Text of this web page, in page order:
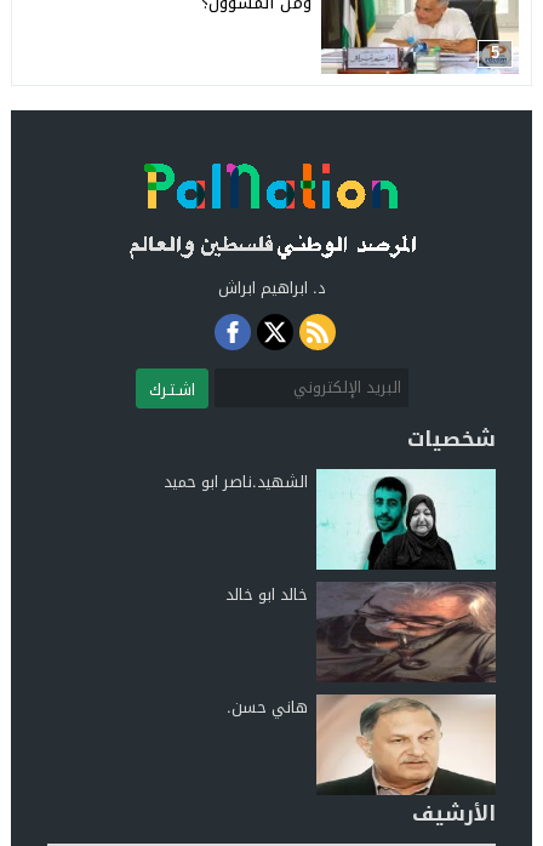
5
د. ابراهيم ابراش
اشـتـرك
شخصيات
الشهيد.ناصر ابو حميد
خالد ابو خالد
هاني حسن.
الأرشيف